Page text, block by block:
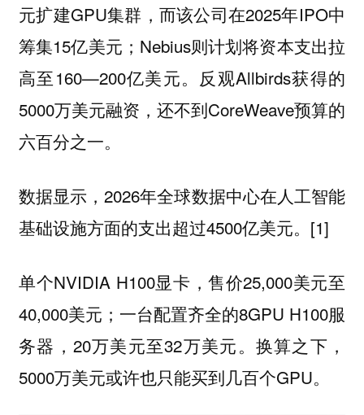
元扩建GPU集群，而该公司在2025年IPO中
筹集15亿美元；Nebius则计划将资本支出拉
高至160—200亿美元。反观Allbirds获得的
5000万美元融资，还不到CoreWeave预算的
六百分之一。
数据显示，2026年全球数据中心在人工智能
基础设施方面的支出超过4500亿美元。[1]
单个NVIDIA H100显卡，售价25,000美元至
40,000美元；一台配置齐全的8GPU H100服
务器，20万美元至32万美元。换算之下，
5000万美元或许也只能买到几百个GPU。